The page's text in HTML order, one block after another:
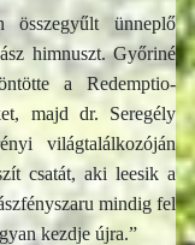
ünneplő
himnuszt. Győriné
a Redemptio-
majd dr. Seregély
világtalálkozóján
csatát, aki leesik a
mindig fel
kezdje újra.”